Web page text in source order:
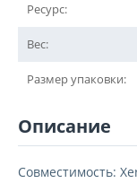
Ресурс:
Вес:
Размер упаковки:
Описание
Совместимость: